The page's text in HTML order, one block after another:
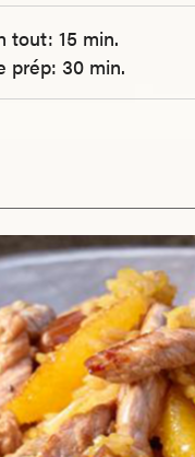
tout: 15 min.
prép: 30 min.